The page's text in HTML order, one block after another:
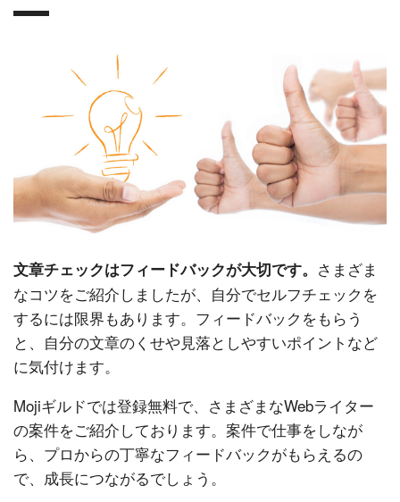
文章チェックはフィードバックが大切です。 さまざま
なコツをご紹介しましたが、自分でセルフチェックを
するには限界もあります。フィードバックをもらう
と、自分の文章のくせや見落としやすいポイントなど
に気付けます。
Mojiギルドでは登録無料で、さまざまなWebライター
の案件をご紹介しております。案件で仕事をしなが
ら、プロからの丁寧なフィードバックがもらえるの
で、成長につながるでしょう。